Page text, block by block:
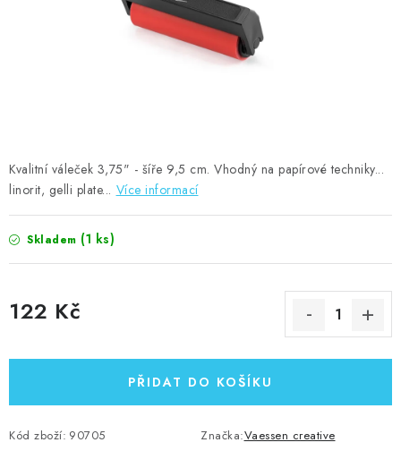
Moje objednávka
Kvalitní váleček 3,75" - šíře 9,5 cm. Vhodný na papírové techniky...
linorit, gelli plate... Více informací
Skladem (1 ks)
122 Kč
PŘIDAT DO KOŠÍKU
Kód zboží: 90705 Značka:Vaessen creative